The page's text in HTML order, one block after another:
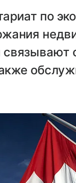
по